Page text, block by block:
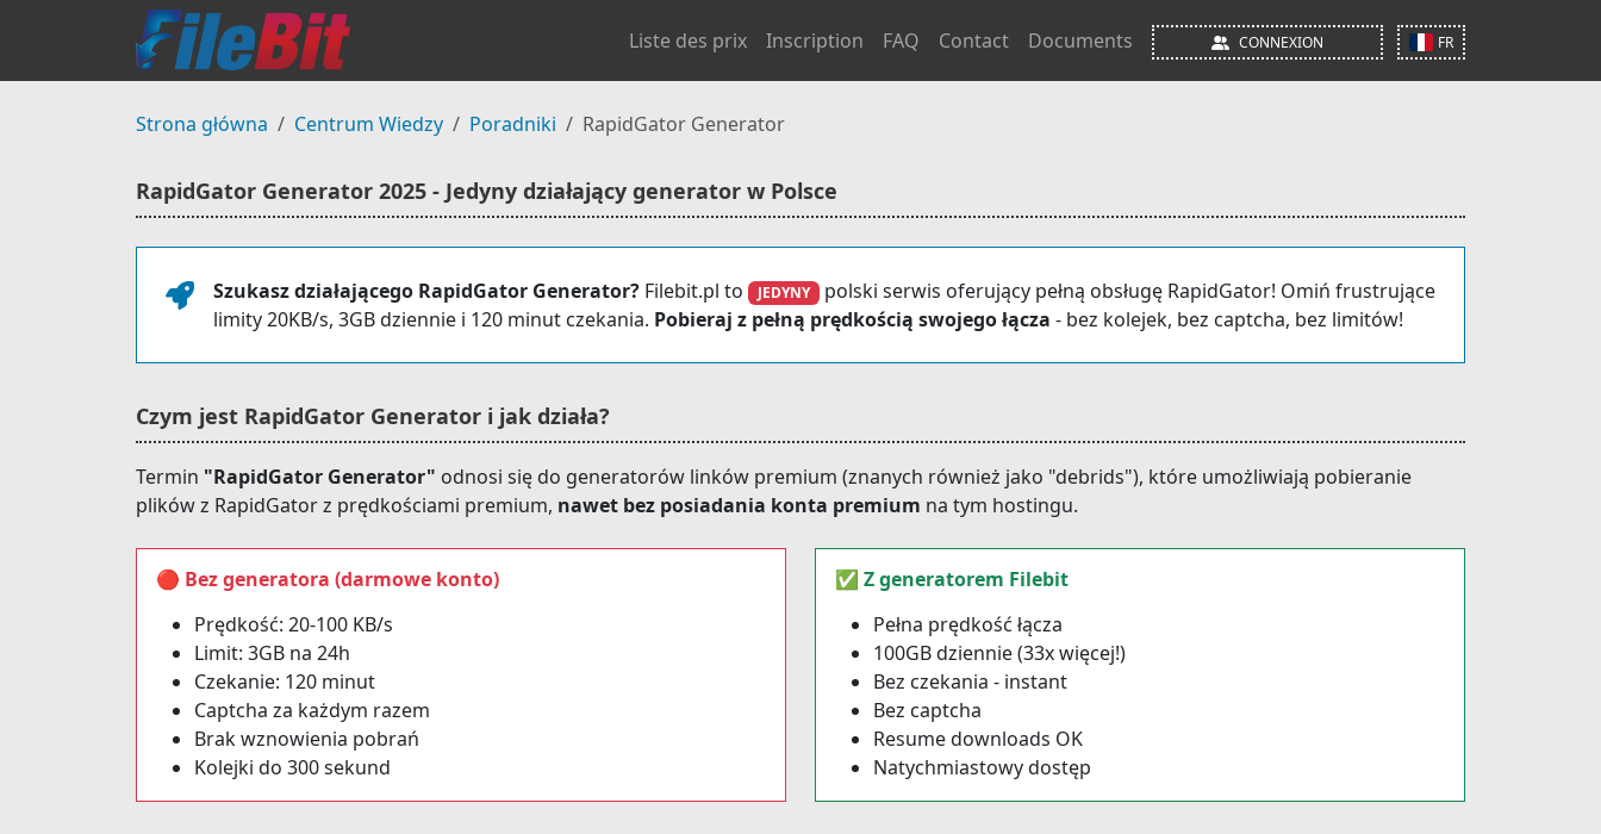
Liste des prix Inscription FAQ Contact Documents CONNEXION FR
Strona główna Centrum Wiedzy Poradniki RapidGator Generator
RapidGator Generator 2025 - Jedyny działający generator w Polsce
Szukasz działającego RapidGator Generator? Filebit.pl to JEDYNY polski serwis oferujący pełną obsługę RapidGator! Omiń frustrujące
limity 20KB/s, 3GB dziennie i 120 minut czekania. Pobieraj z pełną prędkością swojego łącza - bez kolejek, bez captcha, bez limitów!
Czym jest RapidGator Generator i jak działa?
Termin "RapidGator Generator" odnosi się do generatorów linków premium (znanych również jako "debrids"), które umożliwiają pobieranie
plików z RapidGator z prędkościami premium, nawet bez posiadania konta premium na tym hostingu.
🔴 Bez generatora (darmowe konto)
Prędkość: 20-100 KB/s
Limit: 3GB na 24h
Czekanie: 120 minut
Captcha za każdym razem
Brak wznowienia pobrań
Kolejki do 300 sekund
✅ Z generatorem Filebit
Pełna prędkość łącza
100GB dziennie (33x więcej!)
Bez czekania - instant
Bez captcha
Resume downloads OK
Natychmiastowy dostęp